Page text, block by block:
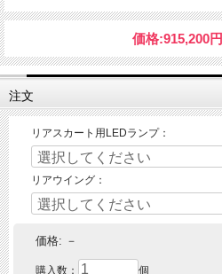
価格:915,200円
注文
リアスカート用LEDランプ：
リアウイング：
価格: －
購入数： 個